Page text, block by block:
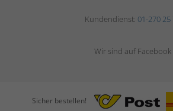
Kundendienst: 01-270 25
Wir sind auf Facebook
Sicher bestellen!